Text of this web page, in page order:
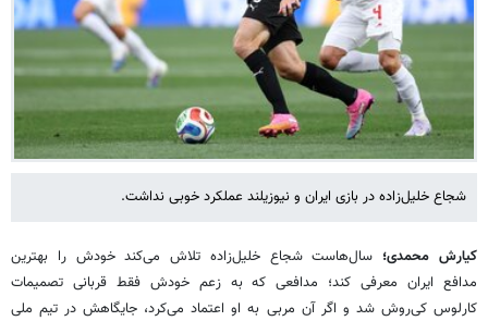
شجاع خلیل‌زاده در بازی ایران و نیوزیلند عملکرد خوبی نداشت.
کیارش محمدی؛ سال‌هاست شجاع خلیل‌زاده تلاش می‌کند خودش را بهترین
مدافع ایران معرفی کند؛ مدافعی که به زعم خودش فقط قربانی تصمیمات
کارلوس کی‌روش شد و اگر آن مربی به او اعتماد می‌کرد، جایگاهش در تیم ملی